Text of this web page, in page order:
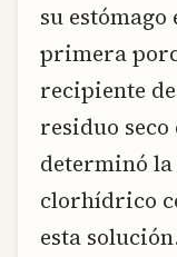
su
primera
recipiente
residuo
determinó
clorhídrico
esta